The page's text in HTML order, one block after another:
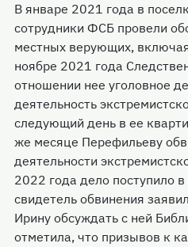
В январе 2021 года в
сотрудники ФСБ провели
местных верующих,
ноябре 2021 года
отношении нее уголовное
деятельность
следующий день в ее
же месяце Перефильеву
деятельности
2022 года дело поступило
свидетель обвинения
Ирину обсуждать с ней
отметила, что призывов к